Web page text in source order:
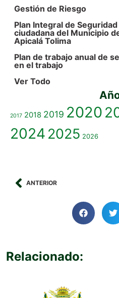
Gestión de Riesgo
Plan Integral de
ciudadana del Municipio
Apicalá Tolima
Plan de trabajo anual de
en el trabajo
Ver Todo
2017 2018 2019 2020
2024 2025 2026
ANTERIOR
Relacionado: